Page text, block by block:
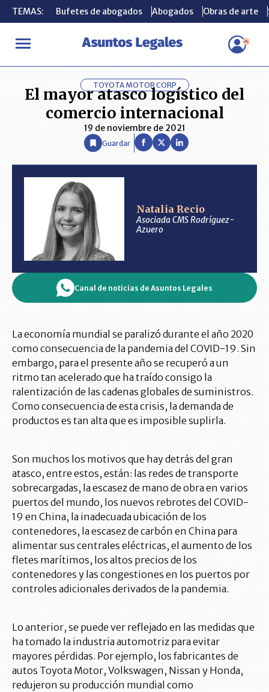
TEMAS: Bufetes de abogados Abogados Obras de arte
INICIO ANÁLISIS NATALIA RECIO El mayor atasco logístico
TEMAS: Bufetes de abogados Abogados Obras de arte
TOYOTA MOTOR CORP
El mayor atasco logístico del
comercio internacional
19 de noviembre de 2021
Guardar
Natalia Recio
Asociada CMS Rodríguez-
Azuero
Canal de noticias de Asuntos Legales
La economía mundial se paralizó durante el año 2020
como consecuencia de la pandemia del COVID-19. Sin
embargo, para el presente año se recuperó a un
ritmo tan acelerado que ha traído consigo la
ralentización de las cadenas globales de suministros.
Como consecuencia de esta crisis, la demanda de
productos es tan alta que es imposible suplirla.
Son muchos los motivos que hay detrás del gran
atasco, entre estos, están: las redes de transporte
sobrecargadas, la escasez de mano de obra en varios
puertos del mundo, los nuevos rebrotes del COVID-
19 en China, la inadecuada ubicación de los
contenedores, la escasez de carbón en China para
alimentar sus centrales eléctricas, el aumento de los
fletes marítimos, los altos precios de los
contenedores y las congestiones en los puertos por
controles adicionales derivados de la pandemia.
Lo anterior, se puede ver reflejado en las medidas que
ha tomado la industria automotriz para evitar
mayores pérdidas. Por ejemplo, los fabricantes de
autos Toyota Motor, Volkswagen, Nissan y Honda,
redujeron su producción mundial como